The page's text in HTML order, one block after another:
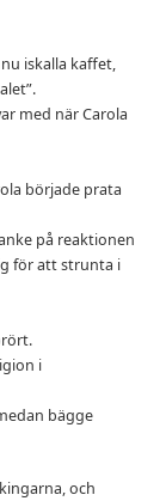
nu iskalla kaffet,
med när Carola
började prata
på reaktionen
för att strunta i
i
bägge
och